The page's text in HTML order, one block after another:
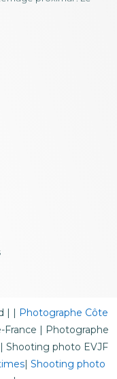
| | Photographe Côte
France | Photographe
Shooting photo EVJF
| Shooting photo